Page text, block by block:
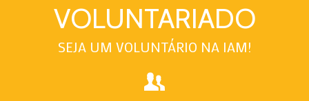
VOLUNTARIADO
SEJA UM VOLUNTÁRIO NA IAM!